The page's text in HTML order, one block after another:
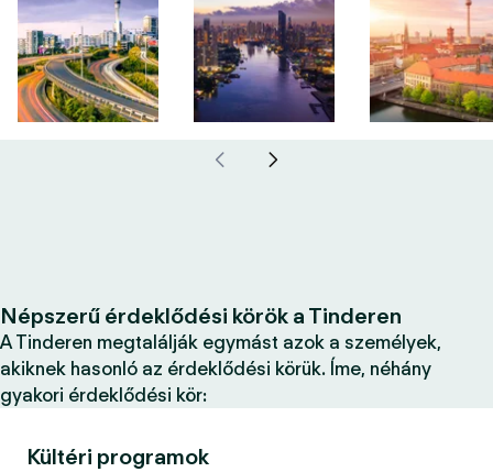
Népszerű érdeklődési körök a Tinderen
A Tinderen megtalálják egymást azok a személyek,
akiknek hasonló az érdeklődési körük. Íme, néhány
gyakori érdeklődési kör:
Kültéri programok